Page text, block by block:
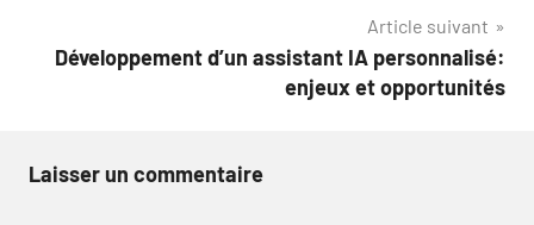
Article suivant
Développement d’un assistant IA personnalisé:
enjeux et opportunités
Laisser un commentaire